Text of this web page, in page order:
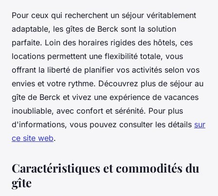
Pour ceux qui recherchent un séjour véritablement
adaptable, les gîtes de Berck sont la solution
parfaite. Loin des horaires rigides des hôtels, ces
locations permettent une flexibilité totale, vous
offrant la liberté de planifier vos activités selon vos
envies et votre rythme. Découvrez plus de séjour au
gîte de Berck et vivez une expérience de vacances
inoubliable, avec confort et sérénité. Pour plus
d'informations, vous pouvez consulter les détails sur
ce site web.
Caractéristiques et commodités du
gîte